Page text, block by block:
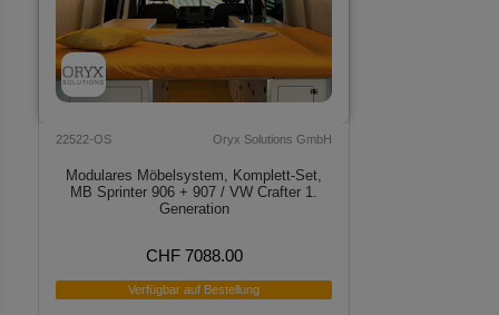
22522-OS Oryx Solutions GmbH
Modulares Möbelsystem, Komplett-Set,
MB Sprinter 906 + 907 / VW Crafter 1.
Generation
CHF 7088.00
Verfügbar auf Bestellung